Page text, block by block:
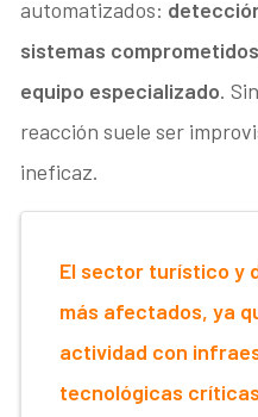
automatizados:
sistemas
equipo especializado.
reacción suele ser
ineficaz.
El sector turístico y
más afectados, ya
actividad con
tecnológicas